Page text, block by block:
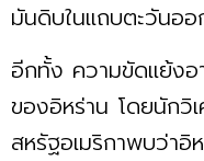
มันดิบในแถบตะวันอ
อีกทั้ง ความขัดแย้ง
ของอิหร่าน โดยนักวิ
สหรัฐอเมริกาพบว่าอิ